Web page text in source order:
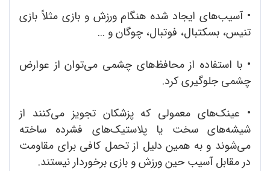
• آسیب‌های ایجاد شده هنگام ورزش و بازی مثلاً بازی
تنیس، بسکتبال، فوتبال، چوگان و ...
• با استفاده از محافظ‌های چشمی می‌توان از عوارض
چشمی جلوگیری کرد.
• عینک‌های معمولی که پزشکان تجویز می‌کنند از
شیشه‌های سخت یا پلاستیک‌های فشرده ساخته
می‌شوند و به همین دلیل از تحمل کافی برای مقاومت
در مقابل آسیب حین ورزش و بازی برخوردار نیستند.